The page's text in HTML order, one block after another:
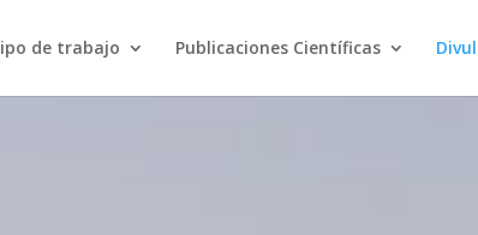
de trabajo Publicaciones Científicas